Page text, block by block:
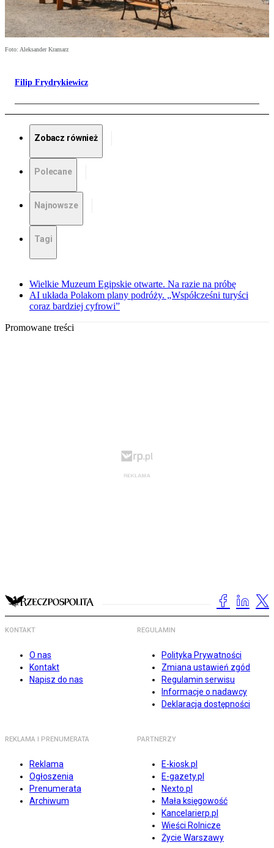
Foto: Aleksander Kramarz
Filip Frydrykiewicz
Zobacz również
Polecane
Najnowsze
Tagi
Wielkie Muzeum Egipskie otwarte. Na razie na próbę
AI układa Polakom plany podróży. „Współcześni turyści
coraz bardziej cyfrowi”
Promowane treści
KONTAKT
O nas
Kontakt
Napisz do nas
REGULAMIN
Polityka Prywatności
Zmiana ustawień zgód
Regulamin serwisu
Informacje o nadawcy
Deklaracja dostępności
REKLAMA I PRENUMERATA
Reklama
Ogłoszenia
Prenumerata
Archiwum
PARTNERZY
E-kiosk.pl
E-gazety.pl
Nexto.pl
Mała księgowość
Kancelarierp.pl
Wieści Rolnicze
Życie Warszawy